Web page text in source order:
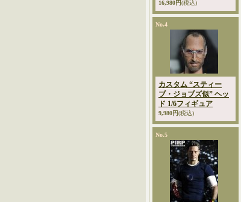
16,980円(税込)
No.4
カスタム “スティー
ブ・ジョブズ似” ヘッ
ド 1/6フィギュア
9,980円(税込)
No.5